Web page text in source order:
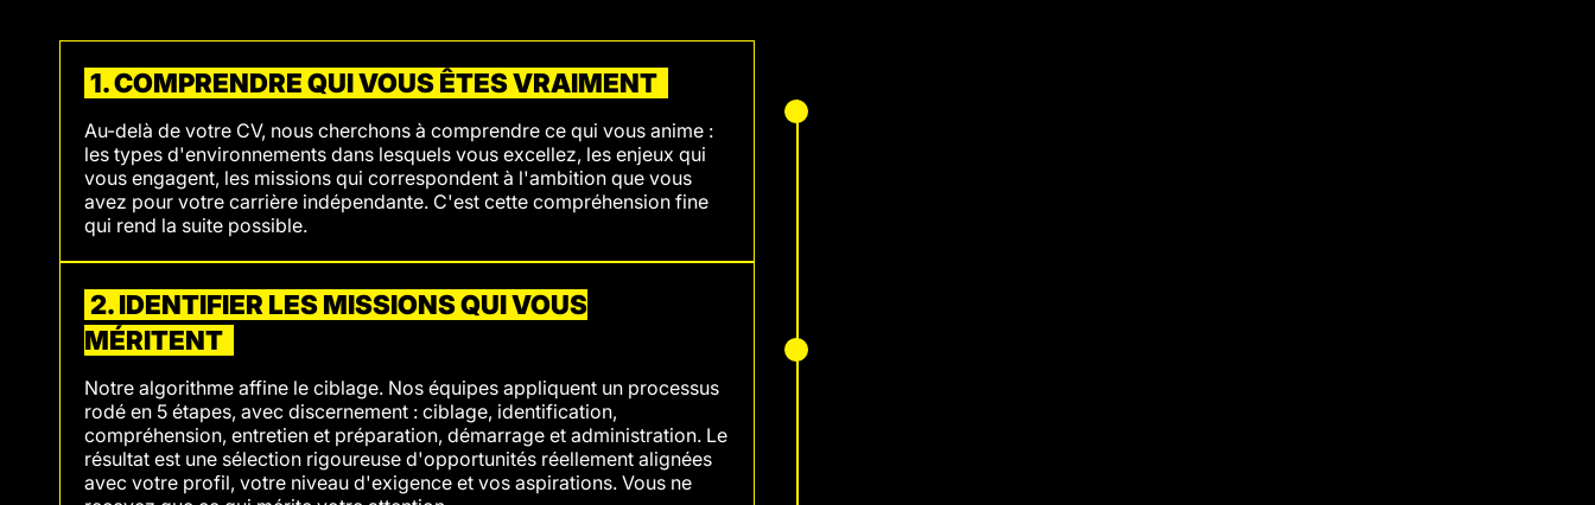
1. COMPRENDRE QUI VOUS ÊTES VRAIMENT
Au-delà de votre CV, nous cherchons à comprendre ce qui vous anime :
les types d'environnements dans lesquels vous excellez, les enjeux qui
vous engagent, les missions qui correspondent à l'ambition que vous
avez pour votre carrière indépendante. C'est cette compréhension fine
qui rend la suite possible.
2. IDENTIFIER LES MISSIONS QUI VOUS
MÉRITENT
Notre algorithme affine le ciblage. Nos équipes appliquent un processus
rodé en 5 étapes, avec discernement : ciblage, identification,
compréhension, entretien et préparation, démarrage et administration. Le
résultat est une sélection rigoureuse d'opportunités réellement alignées
avec votre profil, votre niveau d'exigence et vos aspirations. Vous ne